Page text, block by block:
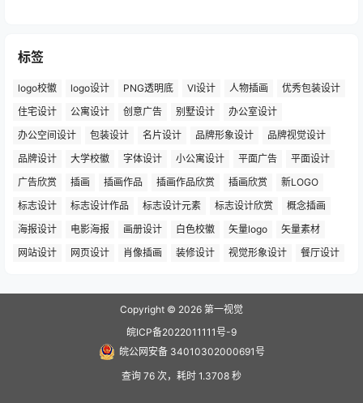
标签
logo校徽 logo设计 PNG透明底 VI设计 人物插画
优秀包装设计
住宅设计
公寓设计 创意广告 别墅设计
办公室设计
办公空间设计
包装设计 名片设计 品牌形象设计
品牌视觉设计
品牌设计
大学校徽 字体设计 小公寓设计 平面广告
平面设计
广告欣赏
插画 插画作品 插画作品欣赏 插画欣赏
新LOGO
标志设计
标志设计作品 标志设计元素 标志设计欣赏
概念插画
海报设计
电影海报 画册设计 白色校徽 矢量logo
矢量素材
网站设计
网页设计 肖像插画 装修设计 视觉形象设计 餐厅设计
Copyright © 2026 第一视觉
皖ICP备2022011111号-9
皖公网安备 34010302000691号
查询 76 次，耗时 1.3708 秒